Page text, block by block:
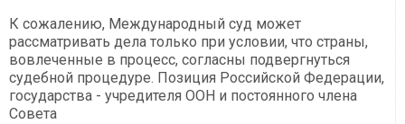
К сожалению, Международный суд может
рассматривать дела только при условии, что страны,
вовлеченные в процесс, согласны подвергнуться
судебной процедуре. Позиция Российской Федерации,
государства - учредителя ООН и постоянного члена
Совета